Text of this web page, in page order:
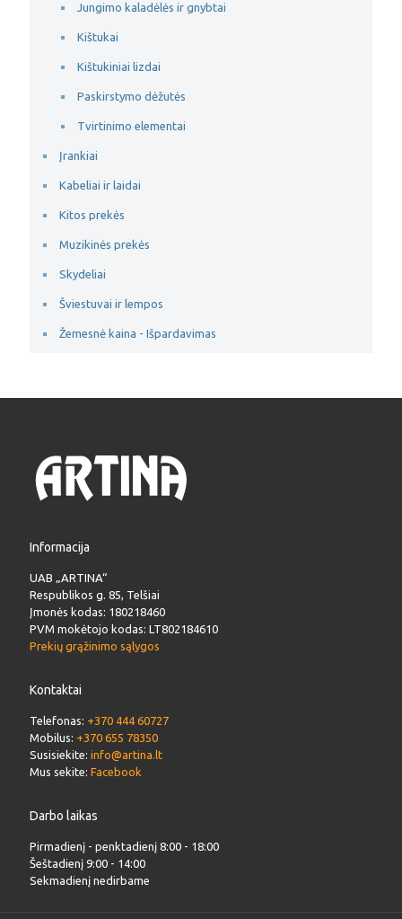
Jungimo kaladėlės ir gnybtai
Kištukai
Kištukiniai lizdai
Paskirstymo dėžutės
Tvirtinimo elementai
Įrankiai
Kabeliai ir laidai
Kitos prekės
Muzikinės prekės
Skydeliai
Šviestuvai ir lempos
Žemesnė kaina - Išpardavimas
Informacija
UAB „ARTINA“
Respublikos g. 85, Telšiai
Įmonės kodas: 180218460
PVM mokėtojo kodas: LT802184610
Prekių grąžinimo sąlygos
Kontaktai
Telefonas: +370 444 60727
Mobilus: +370 655 78350
Susisiekite: info@artina.lt
Mus sekite: Facebook
Darbo laikas
Pirmadienį - penktadienį 8:00 - 18:00
Šeštadienį 9:00 - 14:00
Sekmadienį nedirbame